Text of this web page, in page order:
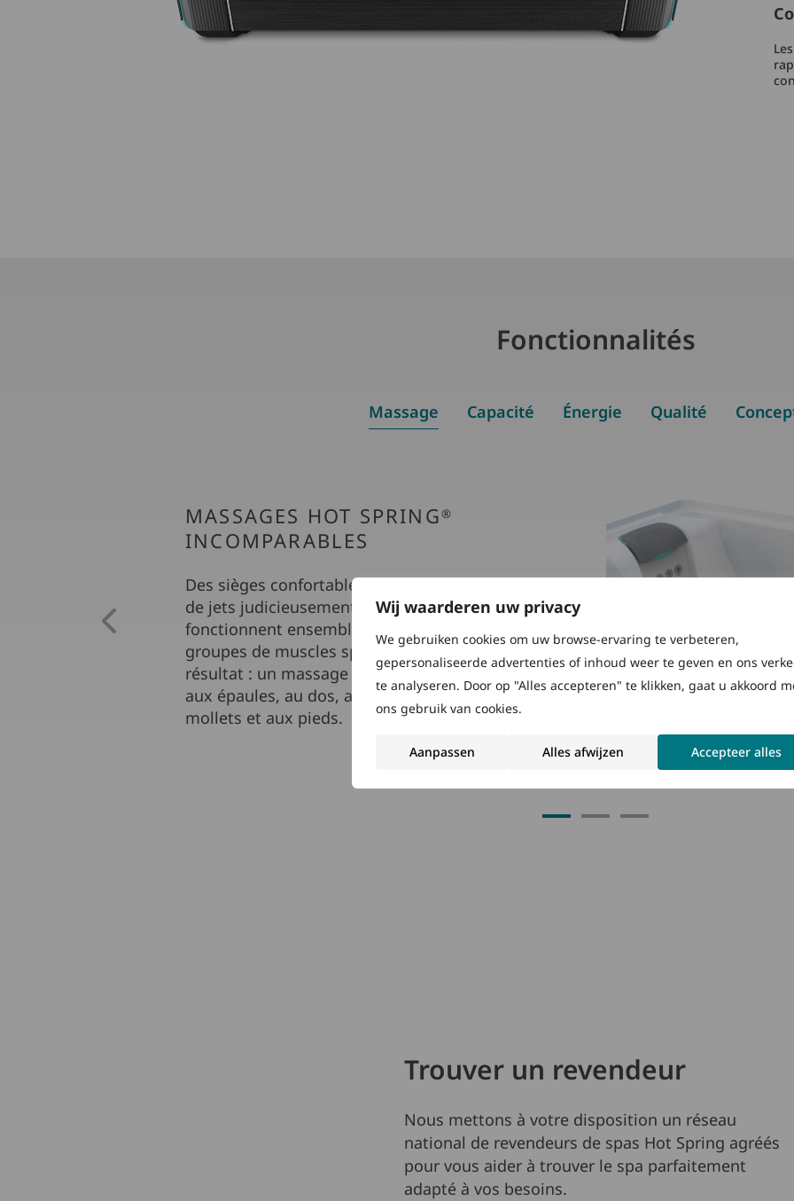
Wij waarderen uw privacy
We gebruiken cookies om uw browse-ervaring te verbeteren,
gepersonaliseerde advertenties of inhoud weer te geven en ons
te analyseren. Door op "Alles accepteren" te klikken, gaat u akkoord
ons gebruik van cookies.
Aanpassen Alles afwijzen Accepteer alles
Fonctionnalités
Massage Capacité Énergie Qualité
MASSAGES HOT SPRING®
INCOMPARABLES
Des sièges confortables et des systèmes
de jets judicieusement disposés
fonctionnent ensemble pour cibler des
groupes de muscles spécifiques. Le
résultat : un massage distinctif du cou
aux épaules, au dos, aux poignets, aux
mollets et aux pieds.
Trouver un revendeur
Nous mettons à votre disposition un réseau
national de revendeurs de spas Hot Spring agréés
pour vous aider à trouver le spa parfaitement
adapté à vos besoins.